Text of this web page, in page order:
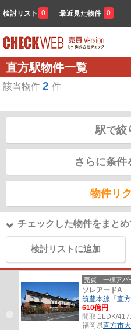
検討リスト 0 最近見た物件 0
直方駅物件一覧
該当物件 2 件
駅で絞
さらに条件
物件リ
チェックした物件をまとめ
検討リストに追加
売買｜一棟アパ
ソレアードA
筑豊本線 「 直方
610億円
間取:1LDK/
福岡県直方市